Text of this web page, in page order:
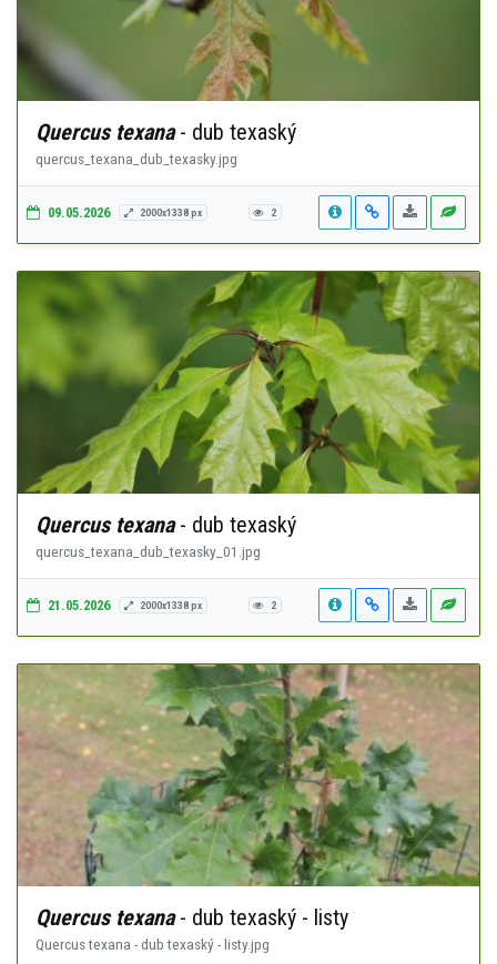
Quercus texana- dub texaský
quercus_texana_dub_texasky.jpg
09.05.2026 2000x1338 px 2
Quercus texana- dub texaský
quercus_texana_dub_texasky_01.jpg
21.05.2026 2000x1338 px 2
Quercus texana- dub texaský - listy
Quercus texana - dub texaský - listy.jpg